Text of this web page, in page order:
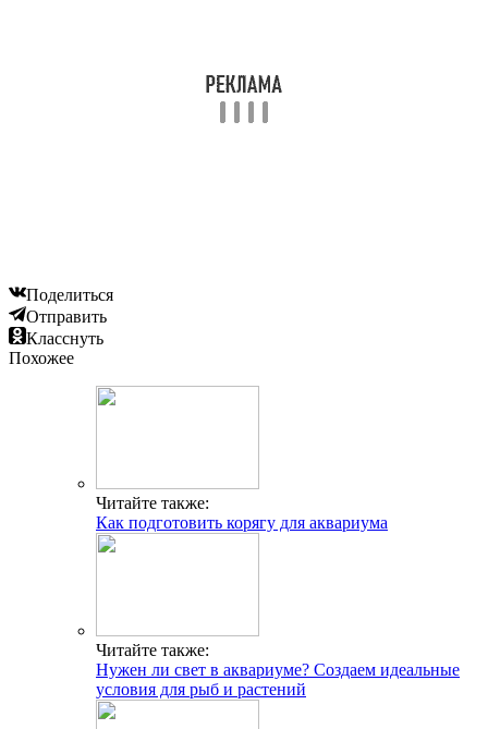
Поделиться
Отправить
Класснуть
Похожее
Читайте также:
Как подготовить корягу для аквариума
Читайте также:
Нужен ли свет в аквариуме? Создаем идеальные
условия для рыб и растений